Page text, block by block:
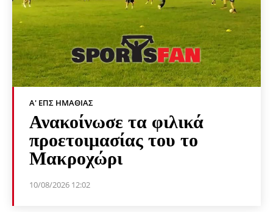
Α' ΕΠΣ ΗΜΑΘΊΑΣ
Ανακοίνωσε τα φιλικά
προετοιμασίας του το
Μακροχώρι
10/08/2026 12:02